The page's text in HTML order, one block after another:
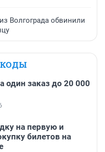
Волгограда обвинили
один заказ до 20 000
на первую и
билетов на